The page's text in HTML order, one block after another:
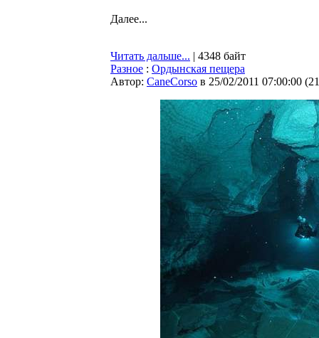
Далее...
Читать дальше... | 4348 байт
Разное : Ордынская пещера
Автор: CaneCorso в 25/02/2011 07:00:00 (